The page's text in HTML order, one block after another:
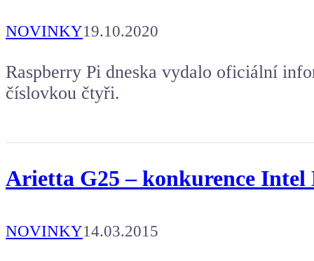
NOVINKY19.10.2020
Raspberry Pi dneska vydalo oficiální
číslovkou čtyři.
Arietta G25 – konkurence
NOVINKY14.03.2015